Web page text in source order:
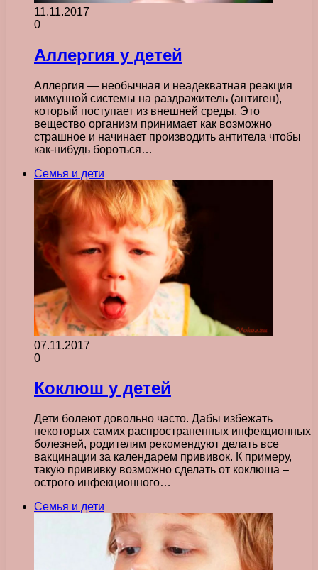
11.11.2017
0
Аллергия у детей
Аллергия — необычная и неадекватная реакция
иммунной системы на раздражитель (антиген),
который поступает из внешней среды. Это
вещество организм принимает как возможно
страшное и начинает производить антитела чтобы
как-нибудь бороться…
Семья и дети
07.11.2017
0
Коклюш у детей
Дети болеют довольно часто. Дабы избежать
некоторых самих распространенных инфекционных
болезней, родителям рекомендуют делать все
вакцинации за календарем прививок. К примеру,
такую прививку возможно сделать от коклюша –
острого инфекционного…
Семья и дети